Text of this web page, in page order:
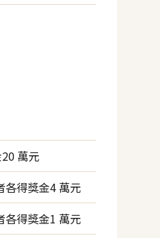
萬元
各得獎金4 萬元
各得獎金1 萬元